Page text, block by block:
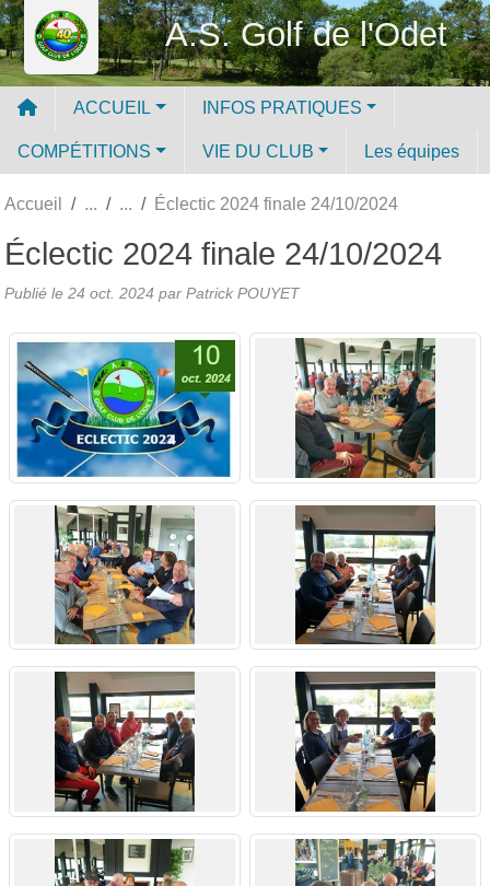
A.S. Golf de l'Odet
ACCUEIL INFOS PRATIQUES
COMPÉTITIONS VIE DU CLUB Les équipes
Accueil Éclectic 2024 finale 24/10/2024
Éclectic 2024 finale 24/10/2024
Publié le 24 oct. 2024 par Patrick POUYET
Panneau de gestion des cookies